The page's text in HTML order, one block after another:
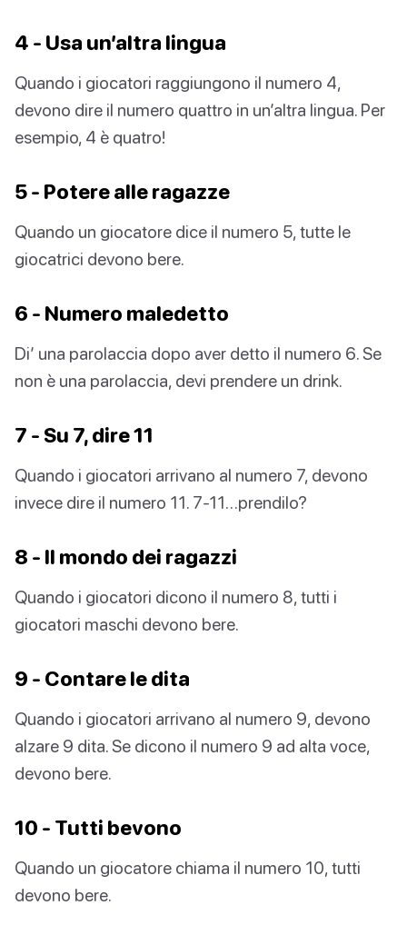
4 - Usa un’altra lingua
Quando i giocatori raggiungono il numero 4,
devono dire il numero quattro in un’altra lingua. Per
esempio, 4 è quatro!
5 - Potere alle ragazze
Quando un giocatore dice il numero 5, tutte le
giocatrici devono bere.
6 - Numero maledetto
Di’ una parolaccia dopo aver detto il numero 6. Se
non è una parolaccia, devi prendere un drink.
7 - Su 7, dire 11
Quando i giocatori arrivano al numero 7, devono
invece dire il numero 11. 7-11…prendilo?
8 - Il mondo dei ragazzi
Quando i giocatori dicono il numero 8, tutti i
giocatori maschi devono bere.
9 - Contare le dita
Quando i giocatori arrivano al numero 9, devono
alzare 9 dita. Se dicono il numero 9 ad alta voce,
devono bere.
10 - Tutti bevono
Quando un giocatore chiama il numero 10, tutti
devono bere.